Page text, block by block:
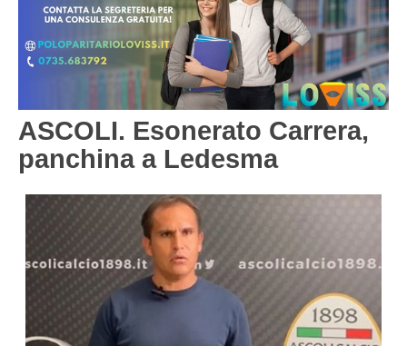
ASCOLI. Esonerato Carrera,
panchina a Ledesma